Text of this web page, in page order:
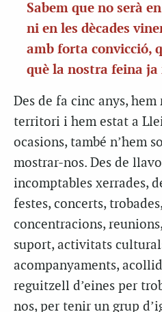
Sabem que no serà
ni en les dècades
amb forta convicció,
què la nostra feina
Des de fa cinc anys,
territori i hem estat a
ocasions, també n’hem
mostrar-nos. Des de
incomptables xerrades,
festes, concerts,
concentracions,
suport, activitats
acompanyaments,
reguitzell d’eines per
nos, per tenir un grup